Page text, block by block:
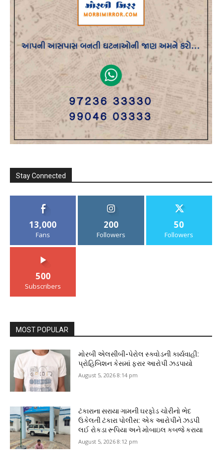
Stay Connected
13,000
Fans
200
Followers
50
Followers
500
Subscribers
MOST POPULAR
મોરબી એલસીબી-પેરોલ સ્ક્વોડની કાર્યવાહી:
પ્રોહિબિશન કેસમાં ફરાર આરોપી ઝડપાયો
August 5, 2026 8:14 pm
ટંકારાના સરાયા ગામની ઘરફોડ ચોરીનો ભેદ
ઉકેલતી ટંકારા પોલીસ: એક આરોપીને ઝડપી
લઈ રોકડા રૂપિયા અને મોબાઇલ કબજે કરાયા
August 5, 2026 8:12 pm